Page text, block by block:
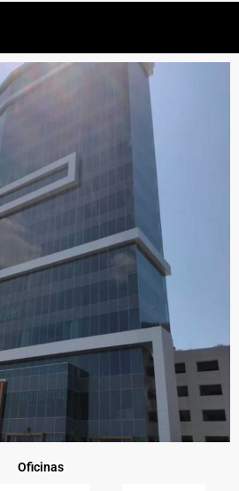
Oficinas